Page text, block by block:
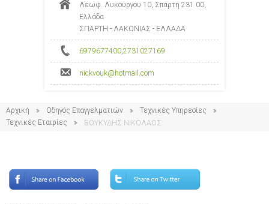
Λεωφ. Λυκούργου 10, Σπάρτη 231 00,
Ελλάδα
ΣΠΑΡΤΗ - ΛΑΚΩΝΙΑΣ - ΕΛΛΑΔΑ
6979677400,2731027169
nickvouk@hotmail.com
Αρχική Οδηγός Επαγγελματιών
Τεχνικές Υπηρεσίες
Τεχνικές Εταιρίες
ΒΟΥΚΥΔΗΣ ΝΙΚΟΛΑΟΣ